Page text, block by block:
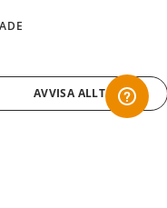
AVVISA ALLT